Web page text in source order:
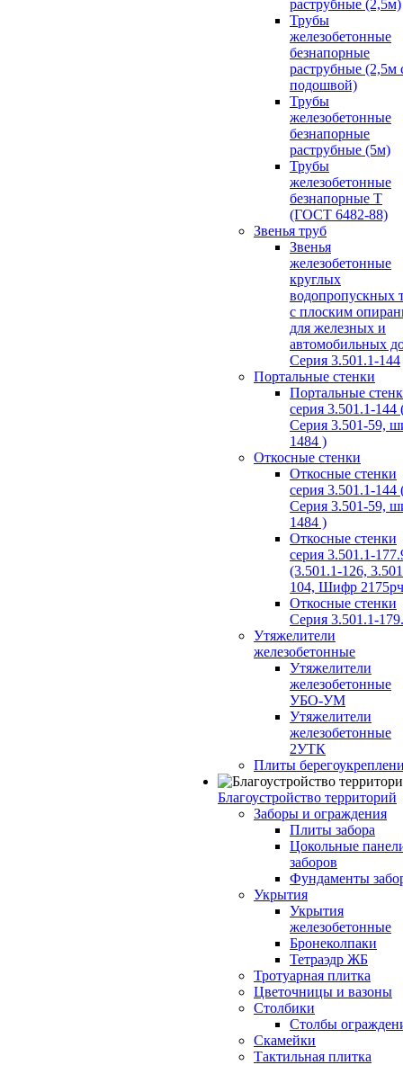
раструбные (2,5м)
Трубы
железобетонные
безнапорные
раструбные (2,5м
подошвой)
Трубы
железобетонные
безнапорные
раструбные (5м)
Трубы
железобетонные
безнапорные Т
(ГОСТ 6482-88)
Звенья труб
Звенья
железобетонные
круглых
водопропускных
с плоским
для железных и
автомобильных
Серия 3.501.1-144
Портальные стенки
Портальные
серия 3.501.1-144
Серия 3.501-59,
1484 )
Откосные стенки
Откосные стенки
серия 3.501.1-144
Серия 3.501-59,
1484 )
Откосные стенки
серия 3.501.1-
(3.501.1-126,
104, Шифр
Откосные стенки
Серия 3.501.1-
Утяжелители
железобетонные
Утяжелители
железобетонные
УБО-УМ
Утяжелители
железобетонные
2УТК
Плиты
Благоустройство территорий
Заборы и ограждения
Плиты забора
Цокольные
заборов
Фундаменты
Укрытия
Укрытия
железобетонные
Бронеколпаки
Тетраэдр ЖБ
Тротуарная плитка
Цветочницы и вазоны
Столбики
Столбы
Скамейки
Тактильная плитка